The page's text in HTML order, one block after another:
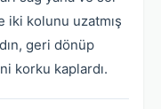
iki kolunu uzatmış
geri dönüp
korku kaplardı.